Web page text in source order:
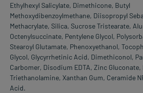
Ethylhexyl Salicylate, Dimethicone, Butyl
Methoxydibenzoylmethane, Diisopropyl
Methacrylate, Silica, Sucrose Tristearate,
Octenylsuccinate, Pentylene Glycol,
Stearoyl Glutamate, Phenoxyethanol,
Glycol, Glycyrrhetinic Acid, Dimethiconol,
Carbomer, Disodium EDTA, Zinc
Triethanolamine, Xanthan Gum, Ceramide
Acid.